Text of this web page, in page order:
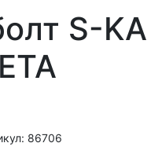
S-KA
86706